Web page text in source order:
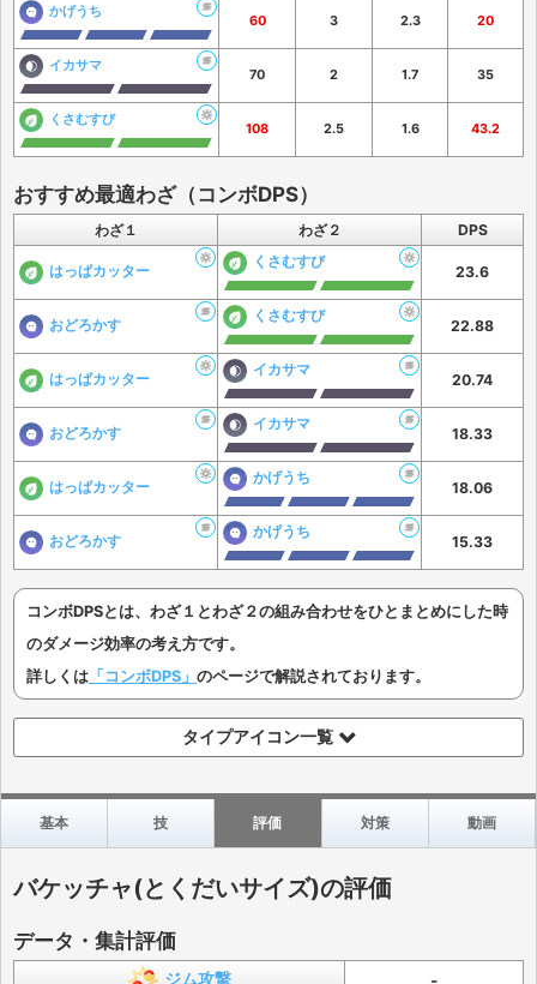
かげうち
60 3 2.3 20
イカサマ
70 2 1.7 35
くさむすび
108 2.5 1.6 43.2
おすすめ最適わざ（コンボDPS）
わざ１ わざ２ DPS
はっぱカッター
くさむすび
23.6
おどろかす
くさむすび
22.88
はっぱカッター
イカサマ
20.74
おどろかす
イカサマ
18.33
はっぱカッター
かげうち
18.06
おどろかす
かげうち
15.33
コンボDPSとは、わざ１とわざ２の組み合わせをひとまとめにした時
のダメージ効率の考え方です。
詳しくは 「コンボDPS」 のページで解説されております。
タイプアイコン一覧
基本 技 評価 対策 動画
バケッチャ(とくだいサイズ)の評価
データ・集計評価
ジム攻撃